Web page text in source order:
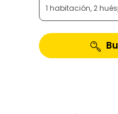
1 habitación, 2